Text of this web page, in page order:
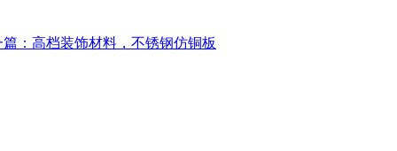
篇：高档装饰材料，不锈钢仿铜板